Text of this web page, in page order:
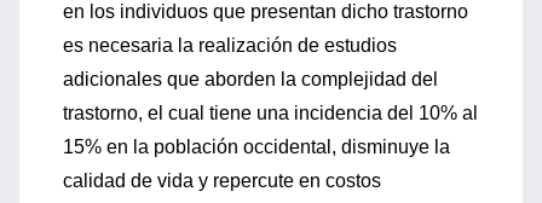
en los individuos que presentan dicho trastorno
es necesaria la realización de estudios
adicionales que aborden la complejidad del
trastorno, el cual tiene una incidencia del 10% al
15% en la población occidental, disminuye la
calidad de vida y repercute en costos